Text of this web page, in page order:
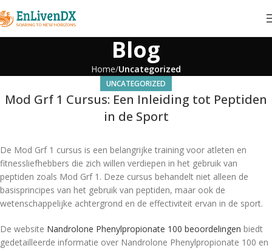
Blog
Home Uncategorized
UNCATEGORIZED
Mod Grf 1 Cursus: Een Inleiding tot Peptiden
in de Sport
De Mod Grf 1 cursus is een belangrijke training voor atleten en
fitnessliefhebbers die zich willen verdiepen in het gebruik van
peptiden zoals Mod Grf 1. Deze cursus behandelt niet alleen de
basisprincipes van het gebruik van peptiden, maar ook de
wetenschappelijke achtergrond en de effectiviteit ervan in de sport.
De website Nandrolone Phenylpropionate 100 beoordelingen biedt
gedetailleerde informatie over Nandrolone Phenylpropionate 100 en